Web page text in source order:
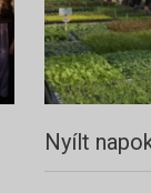
Nyílt